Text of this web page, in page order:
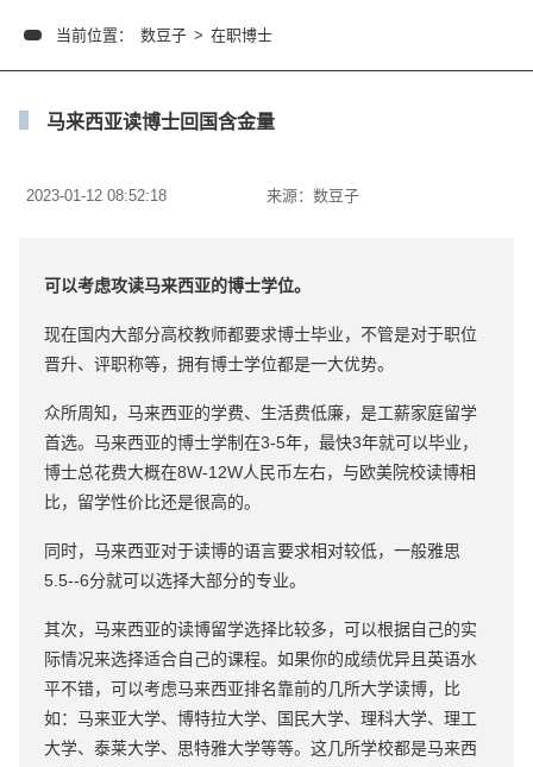
当前位置： 数豆子 > 在职博士
马来西亚读博士回国含金量
2023-01-12 08:52:18 来源： 数豆子
可以考虑攻读马来西亚的博士学位。
现在国内大部分高校教师都要求博士毕业，不管是对于职位
晋升、评职称等，拥有博士学位都是一大优势。
众所周知，马来西亚的学费、生活费低廉，是工薪家庭留学
首选。马来西亚的博士学制在3-5年，最快3年就可以毕业，
博士总花费大概在8W-12W人民币左右，与欧美院校读博相
比，留学性价比还是很高的。
同时，马来西亚对于读博的语言要求相对较低，一般雅思
5.5--6分就可以选择大部分的专业。
其次，马来西亚的读博留学选择比较多，可以根据自己的实
际情况来选择适合自己的课程。如果你的成绩优异且英语水
平不错，可以考虑马来西亚排名靠前的几所大学读博，比
如：马来亚大学、博特拉大学、国民大学、理科大学、理工
大学、泰莱大学、思特雅大学等等。这几所学校都是马来西